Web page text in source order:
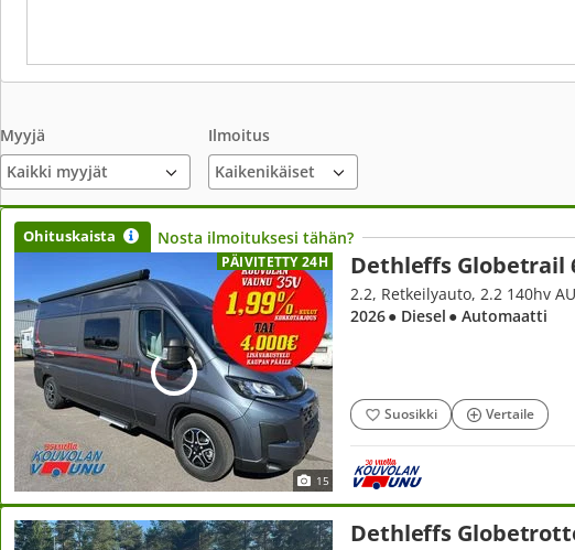
Myyjä
Kaikki myyjät
Ilmoitus
Ohituskaista Nosta ilmoituksesi tähän?
PÄIVITETTY 24H
15
Dethleffs Globetrail
2026● Diesel ● Automaatti
Suosikki Vertaile
Dethleffs